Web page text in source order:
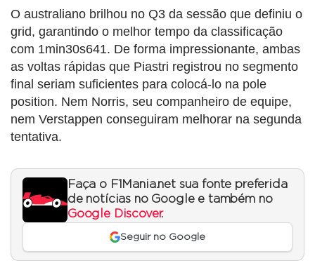
O australiano brilhou no Q3 da sessão que definiu o
grid, garantindo o melhor tempo da classificação
com 1min30s641. De forma impressionante, ambas
as voltas rápidas que Piastri registrou no segmento
final seriam suficientes para colocá-lo na pole
position. Nem Norris, seu companheiro de equipe,
nem Verstappen conseguiram melhorar na segunda
tentativa.
Faça o F1Mania.net sua fonte preferida
de notícias no Google e também no
Google Discover.
Seguir no Google